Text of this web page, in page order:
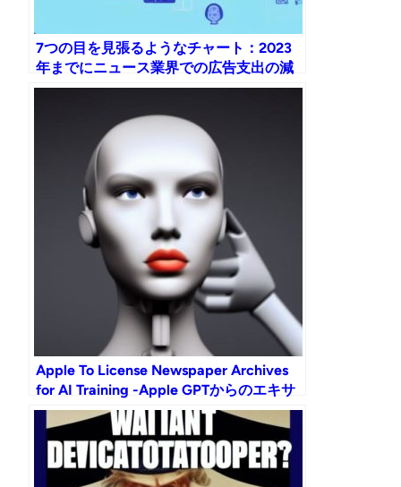
7つの目を見張るようなチャート：2023
年までにニュース業界での広告支出の減
少とAIの台頭
Apple To License Newspaper Archives
for AI Training -Apple GPTからのエキサ
イティングなニュース！